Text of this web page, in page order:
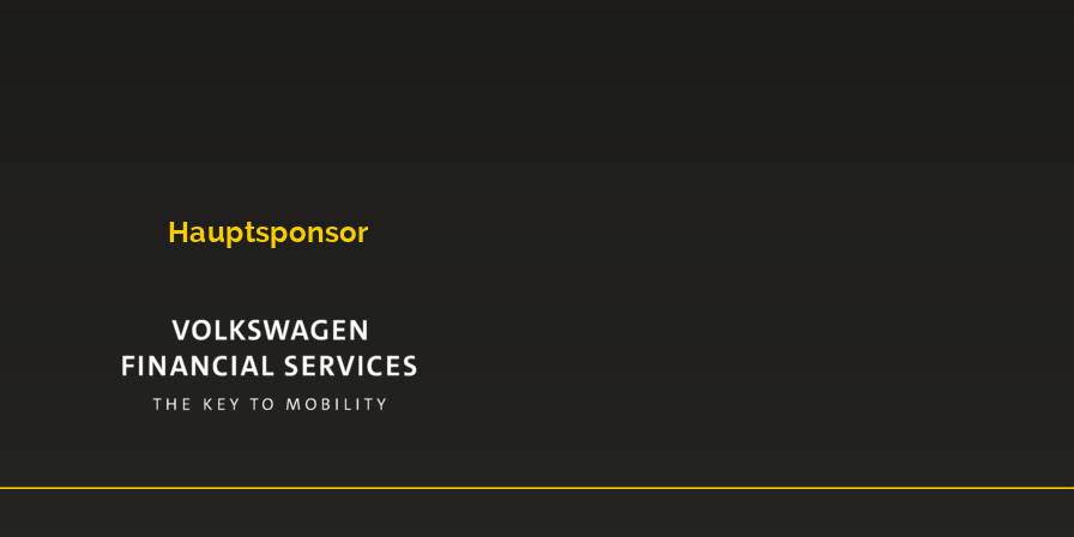
Hauptsponsor